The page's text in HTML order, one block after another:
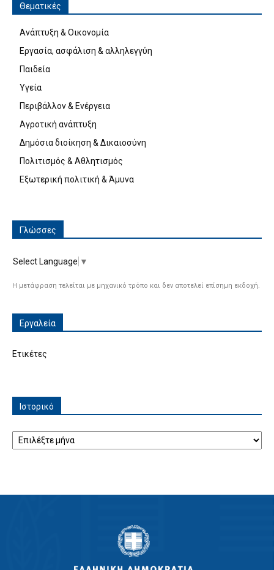
Θεματικές
Ανάπτυξη & Οικονομία
Εργασία, ασφάλιση & αλληλεγγύη
Παιδεία
Υγεία
Περιβάλλον & Ενέργεια
Αγροτική ανάπτυξη
Δημόσια διοίκηση & Δικαιοσύνη
Πολιτισμός & Αθλητισμός
Εξωτερική πολιτική & Άμυνα
Γλώσσες
Select Language ▼
Η μετάφραση τελείται με μηχανικό τρόπο και δεν αποτελεί επίσημη εκδοχή.
Εργαλεία
Ετικέτες
Ιστορικό